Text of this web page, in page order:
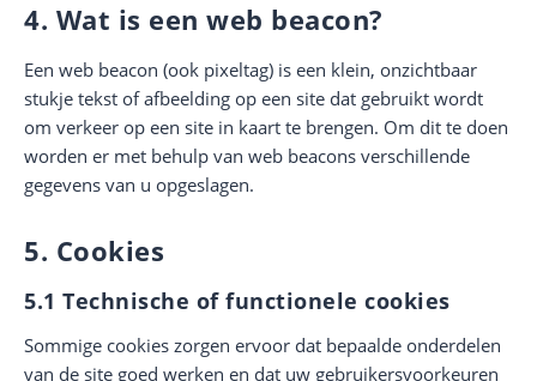
4. Wat is een web beacon?
Een web beacon (ook pixeltag) is een klein, onzichtbaar
stukje tekst of afbeelding op een site dat gebruikt wordt
om verkeer op een site in kaart te brengen. Om dit te doen
worden er met behulp van web beacons verschillende
gegevens van u opgeslagen.
5. Cookies
5.1 Technische of functionele cookies
Sommige cookies zorgen ervoor dat bepaalde onderdelen
van de site goed werken en dat uw gebruikersvoorkeuren